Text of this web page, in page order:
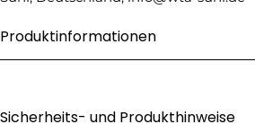
Ihre
Nachricht
Produktinformationen
Sicherheits- und Produkthinweise